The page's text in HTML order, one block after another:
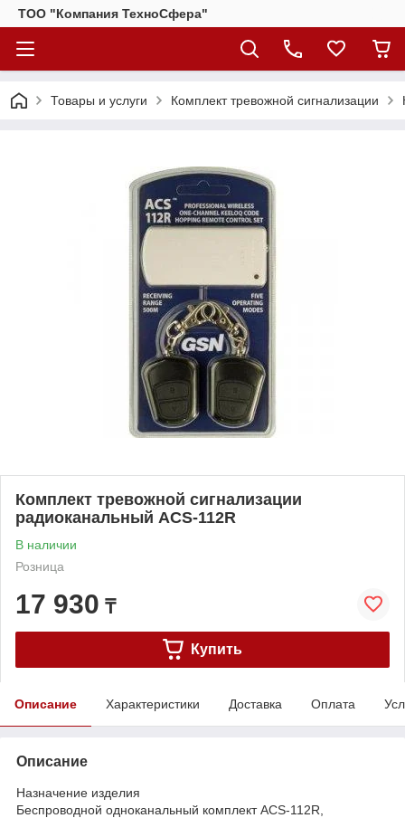
ТОО "Компания ТехноСфера"
Товары и услуги Комплект тревожной сигнализации
Комплект тревожной сигнализации
радиоканальный ACS-112R
В наличии
Розница
17 930 ₸
Купить
Описание Характеристики Доставка Оплата
Описание
Назначение изделия
Беспроводной одноканальный комплект ACS-112R,